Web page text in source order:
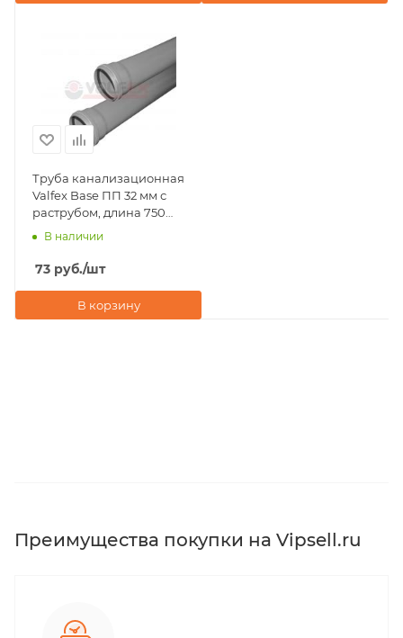
Труба канализационная
Valfex Base ПП 32 мм с
раструбом, длина 750
ммВ наличии
73 руб./шт
В корзину
Преимущества покупки на Vipsell.ru